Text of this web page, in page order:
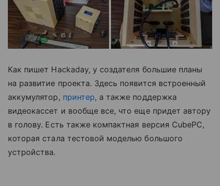
Как пишет Hackaday, у создателя большие планы
на развитие проекта. Здесь появится встроенный
аккумулятор, принтер, а также поддержка
видеокассет и вообще все, что еще придет автору
в голову. Есть также компактная версия CubePC,
которая стала тестовой моделью большого
устройства.